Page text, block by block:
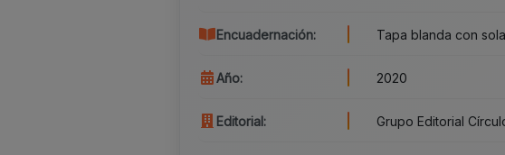
Encuadernación: Tapa blanda con
Año: 2020
Editorial: Grupo Editorial